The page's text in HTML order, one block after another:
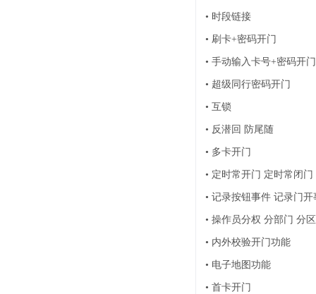
• 时段链接
• 刷卡+密码开门
• 手动输入卡号+密码开门
• 超级同行密码开门
• 互锁
• 反潜回 防尾随
• 多卡开门
• 定时常开门 定时常闭门
• 记录按钮事件 记录门开
• 操作员分权 分部门 分
• 内外校验开门功能
• 电子地图功能
• 首卡开门